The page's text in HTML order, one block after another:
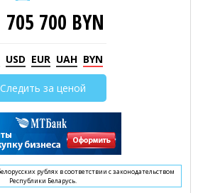
705 700 BYN
USD EUR UAH BYN
Следить за ценой
рублях в соответствии с законодательством
Республики Беларусь.